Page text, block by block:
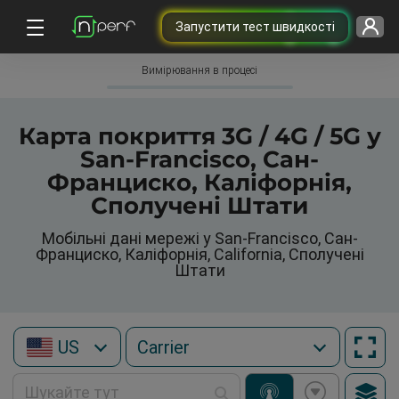
Запустити тест швидкості
Вимірювання в процесі
Карта покриття 3G / 4G / 5G у
San-Francisco, Сан-
Франциско, Каліфорнія,
Сполучені Штати
Мобільні дані мережі у San-Francisco, Сан-
Франциско, Каліфорнія, California, Сполучені
Штати
US